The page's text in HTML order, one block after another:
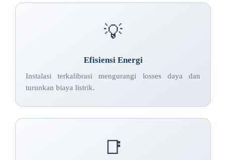
💡
Efisiensi Energi
Instalasi terkalibrasi mengurangi losses daya dan
turunkan biaya listrik.
📑